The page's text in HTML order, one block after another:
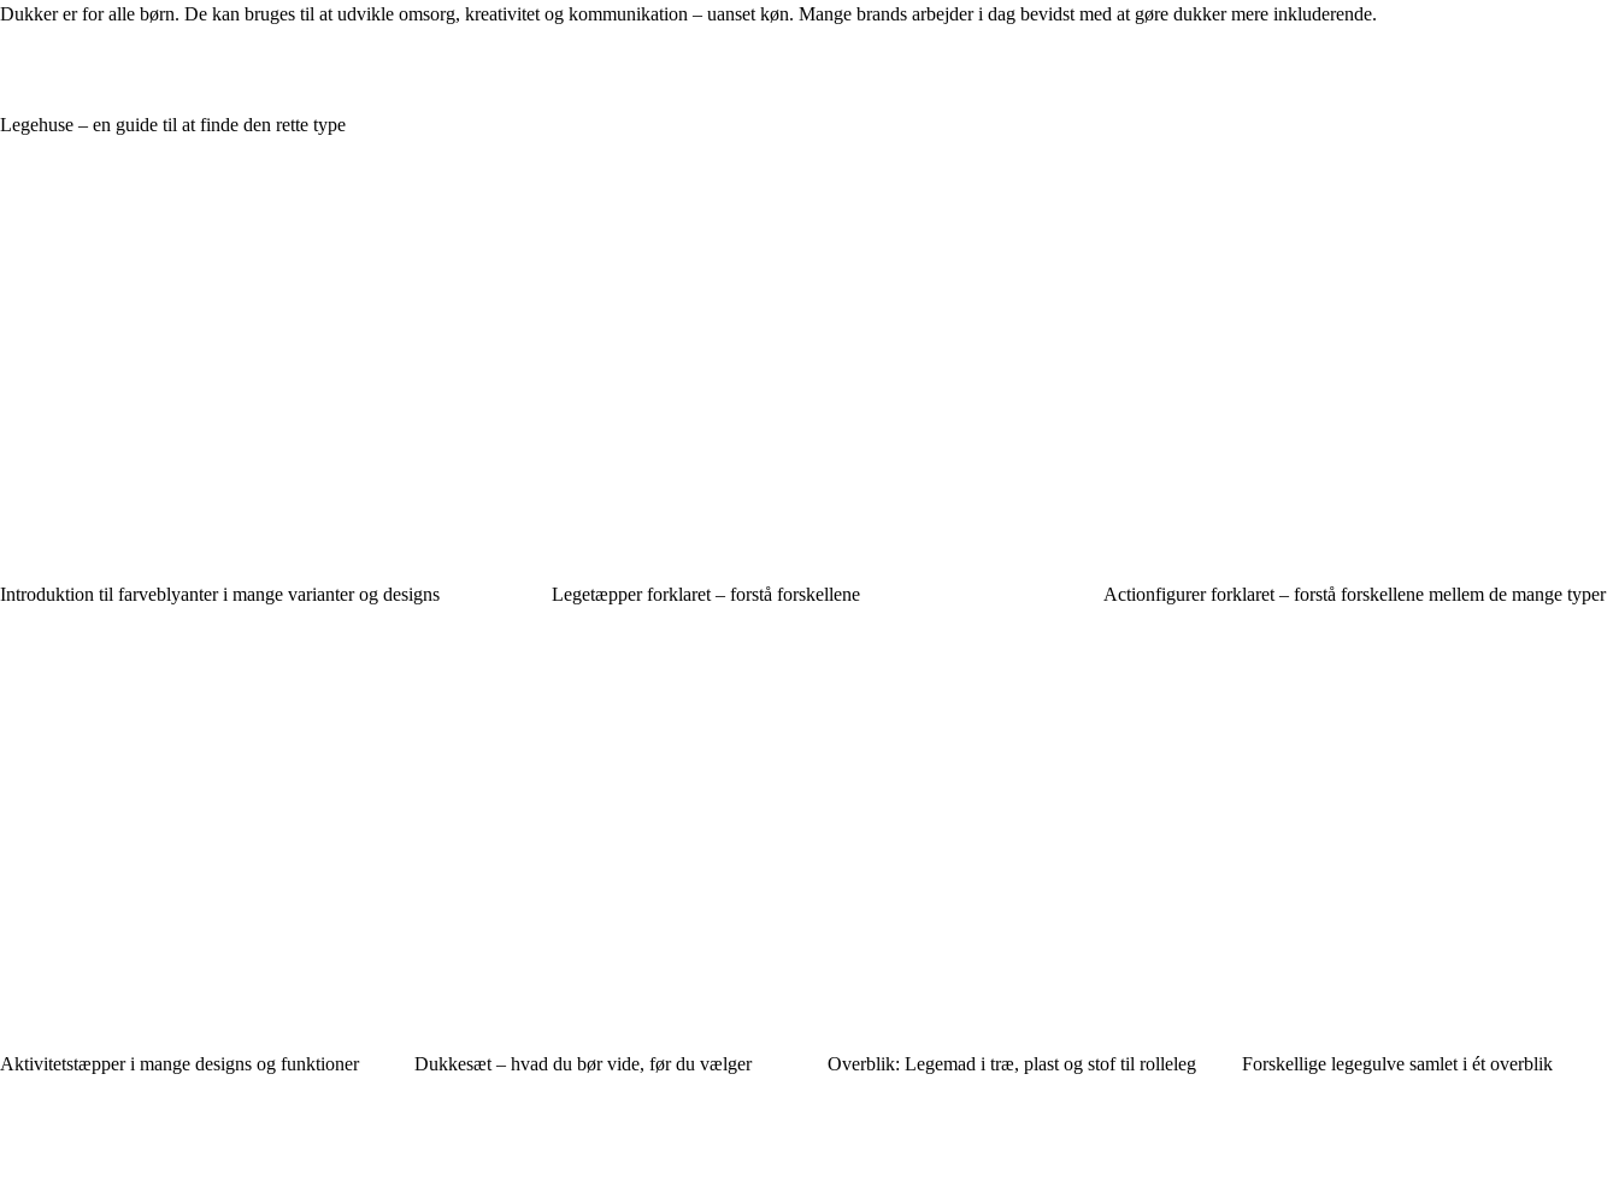
Dukker er for alle børn. De kan bruges til at udvikle omsorg, kreativitet og kommunikation – uanset køn. Mange brands arbejder i dag bevidst med at gøre dukker mere inkluderende.
Legehuse – en guide til at finde den rette type
Introduktion til farveblyanter i mange varianter og designs Legetæpper forklaret – forstå forskellene Actionfigurer forklaret – forstå forskellene mellem de mange typer
Aktivitetstæpper i mange designs og funktioner Dukkesæt – hvad du bør vide, før du vælger Overblik: Legemad i træ, plast og stof til rolleleg Forskellige legegulve samlet i ét overblik